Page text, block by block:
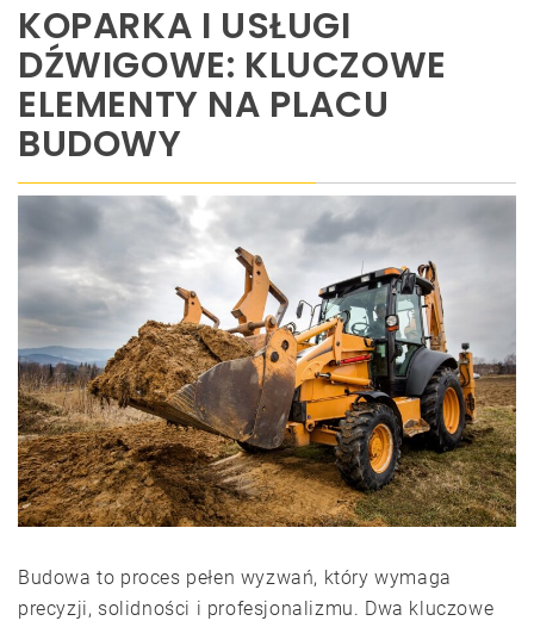
KOPARKA I USŁUGI
DŹWIGOWE: KLUCZOWE
ELEMENTY NA PLACU
BUDOWY
Budowa to proces pełen wyzwań, który wymaga
precyzji, solidności i profesjonalizmu. Dwa kluczowe